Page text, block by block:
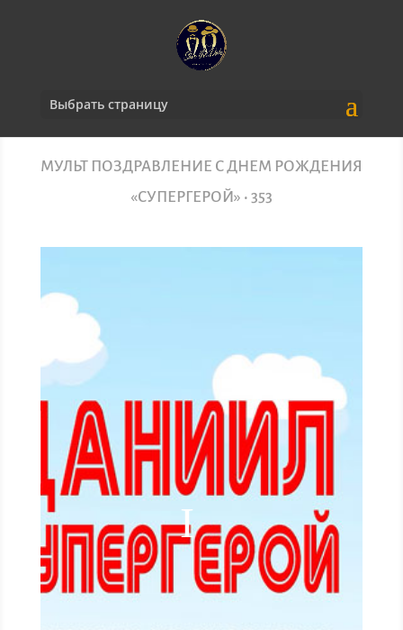
Выбрать страницу
МУЛЬТ ПОЗДРАВЛЕНИЕ С ДНЕМ РОЖДЕНИЯ
«СУПЕРГЕРОЙ» • 353